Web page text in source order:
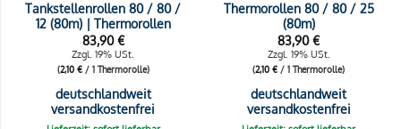
Tankstellenrollen 80 / 80 /
12 (80m) | Thermorollen
83,90€
Zzgl. 19% USt.
(2,10 €/ 1 Thermorolle)
deutschlandweit
versandkostenfrei
Thermorollen 80 / 80 / 25
(80m)
83,90€
Zzgl. 19% USt.
(2,10€ / 1 Thermorolle)
deutschlandweit
versandkostenfrei